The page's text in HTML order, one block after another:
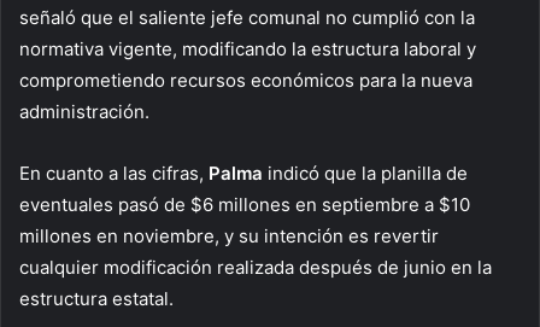
señaló que el saliente jefe comunal no cumplió con la
normativa vigente, modificando la estructura laboral y
comprometiendo recursos económicos para la nueva
administración.
En cuanto a las cifras, Palma indicó que la planilla de
eventuales pasó de $6 millones en septiembre a $10
millones en noviembre, y su intención es revertir
cualquier modificación realizada después de junio en la
estructura estatal.